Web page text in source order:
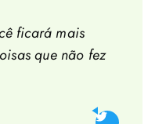
ficará mais
que não fez